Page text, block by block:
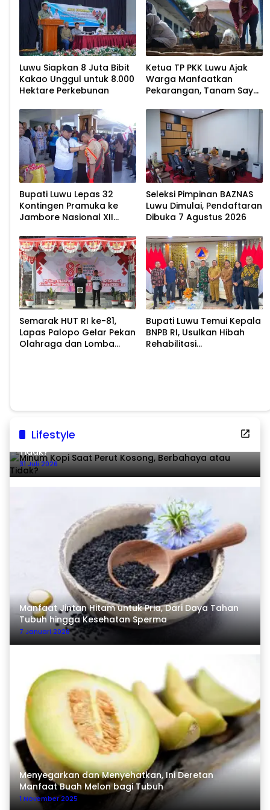
Luwu Siapkan 8 Juta Bibit
Kakao Unggul untuk 8.000
Hektare Perkebunan
Ketua TP PKK Luwu Ajak
Warga Manfaatkan
Pekarangan, Tanam Sayur
Bupati Luwu Lepas 32
Kontingen Pramuka ke
Jambore Nasional XII
Seleksi Pimpinan BAZNAS
Luwu Dimulai, Pendaftaran
Dibuka 7 Agustus 2026
Semarak HUT RI ke-81,
Lapas Palopo Gelar Pekan
Olahraga dan Lomba
Bupati Luwu Temui Kepala
BNPB RI, Usulkan Hibah
Rehabilitasi
Lifestyle
Minum Kopi Saat Perut Kosong, Berbahaya atau
Tidak?
31 Juli 2026
Manfaat Jintan Hitam untuk Pria, Dari Daya Tahan
Tubuh hingga Kesehatan Sperma
7 Januari 2026
Menyegarkan dan Menyehatkan, Ini Deretan
Manfaat Buah Melon bagi Tubuh
1 November 2025